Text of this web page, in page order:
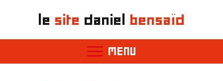
le site daniel bensaïd
MENU